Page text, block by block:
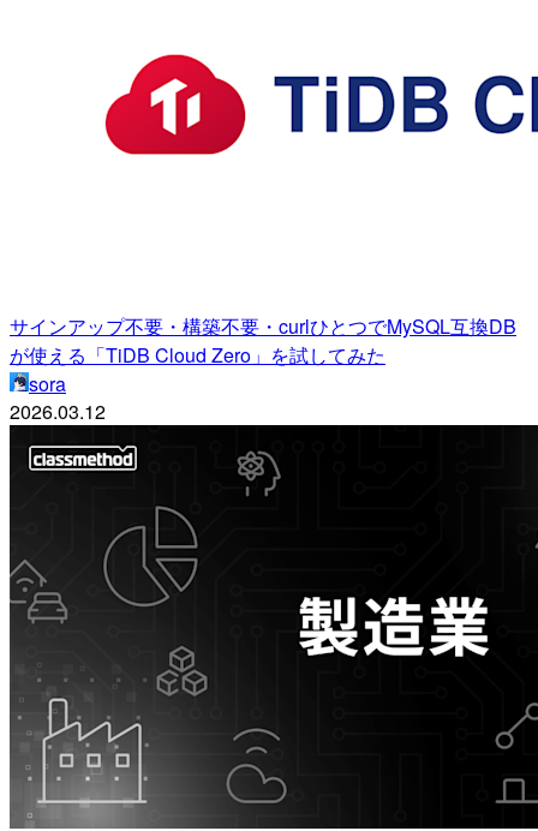
サインアップ不要・構築不要・curlひとつでMySQL互換DB
が使える「TiDB Cloud Zero」を試してみた
sora
2026.03.12